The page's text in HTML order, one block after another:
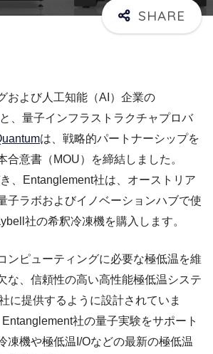
および人工知能（AI）企業の
と、量子インフラストラクチャプロバ
は、戦略的パートナーシップを
合意書（MOU）を締結しました。
、Entanglement社は、オーストリア
子ラボおよびイノベーションハブで使
社の希釈冷凍機を購入します。
ンピューティングに必要な極低温を維
な、信頼性の高い高性能極低温システ
に提供するように設計されていま
社の量子実験をサポート
凍機や極低温I/Oなどの最新の極低温